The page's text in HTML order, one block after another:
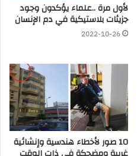
لأول مرة ..علماء يؤكدون وجود
جزيئات بلاستيكية في دم الإنسان
2022-10-26
10 صور لأخطاء هندسية وإنشائية